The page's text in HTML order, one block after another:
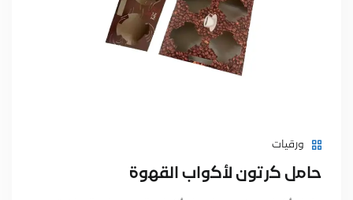
ورقيات
ﺣﺎﻣل ﻛرﺗون ﻷﻛواب اﻟﻘﮭوة